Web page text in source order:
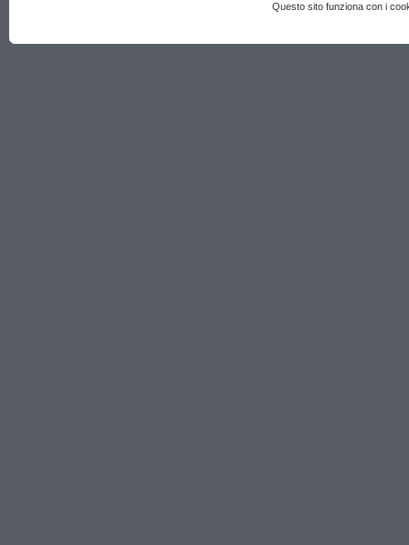
Questo sito funziona con i